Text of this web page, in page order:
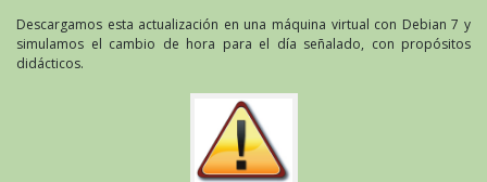
Descargamos esta actualización en una máquina virtual con Debian 7 y
simulamos el cambio de hora para el día señalado, con propósitos
didácticos.